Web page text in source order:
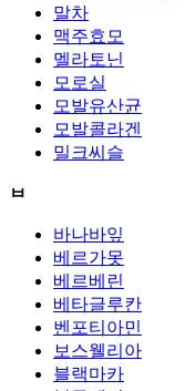
말차
맥주효모
멜라토닌
모로실
모발유산균
모발콜라겐
밀크씨슬
ㅂ
바나바잎
베르가못
베르베린
베타글루칸
벤포티아민
보스웰리아
블랙마카